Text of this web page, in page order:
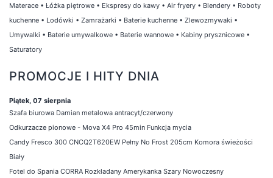
Materace • Łóżka piętrowe • Ekspresy do kawy • Air fryery • Blendery • Roboty
kuchenne • Lodówki • Zamrażarki • Baterie kuchenne • Zlewozmywaki •
Umywalki • Baterie umywalkowe • Baterie wannowe • Kabiny prysznicowe •
Saturatory
PROMOCJE I HITY DNIA
Piątek, 07 sierpnia
Szafa biurowa Damian metalowa antracyt/czerwony
Odkurzacze pionowe - Mova X4 Pro 45min Funkcja mycia
Candy Fresco 300 CNCQ2T620EW Pełny No Frost 205cm Komora świeżości
Biały
Fotel do Spania CORRA Rozkładany Amerykanka Szary Nowoczesny